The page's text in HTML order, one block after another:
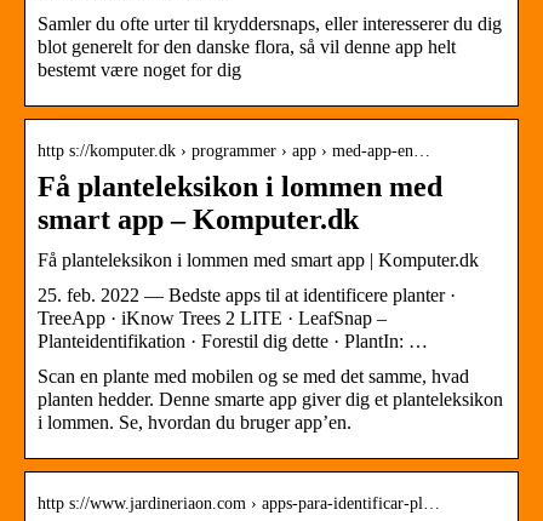
Samler du ofte urter til kryddersnaps, eller interesserer du dig
blot generelt for den danske flora, så vil denne app helt
bestemt være noget for dig
http s://komputer.dk › programmer › app › med-app-en…
Få planteleksikon i lommen med
smart app – Komputer.dk
Få planteleksikon i lommen med smart app | Komputer.dk
25. feb. 2022 — Bedste apps til at identificere planter ·
TreeApp · iKnow Trees 2 LITE · LeafSnap –
Planteidentifikation · Forestil dig dette · PlantIn: …
Scan en plante med mobilen og se med det samme, hvad
planten hedder. Denne smarte app giver dig et planteleksikon
i lommen. Se, hvordan du bruger app’en.
http s://www.jardineriaon.com › apps-para-identificar-pl…